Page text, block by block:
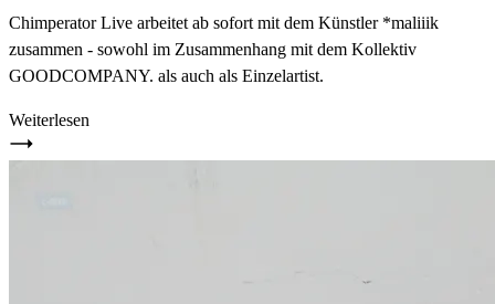
Chimperator Live arbeitet ab sofort mit dem Künstler *maliiik
zusammen - sowohl im Zusammenhang mit dem Kollektiv
GOODCOMPANY. als auch als Einzelartist.
Weiterlesen